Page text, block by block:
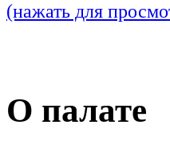
(нажать для
О палате